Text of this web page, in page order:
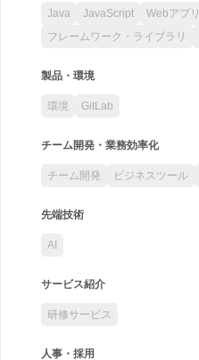
Java JavaScript
Webアプ
フレームワーク・ライブラリ
製品・環境
環境 GitLab
チーム開発・業務効率化
チーム開発 ビジネスツール
先端技術
AI
サービス紹介
研修サービス
人事・採用